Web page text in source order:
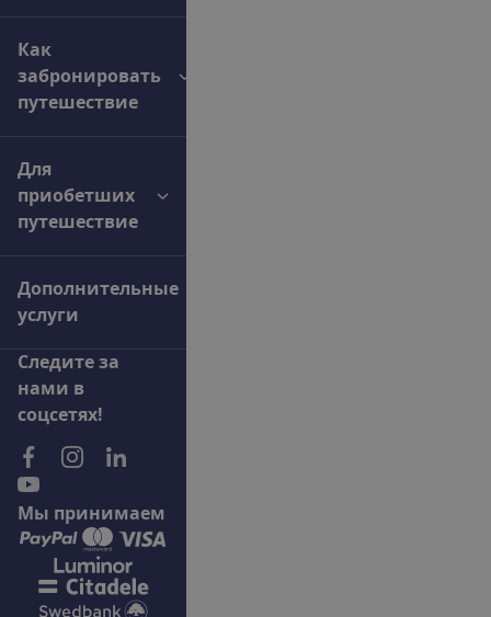
Как
забронировать
путешествие
Для
приобетших
путешествие
Дополнительные
услуги
Следите за
нами в
соцсетях!
Мы принимаем